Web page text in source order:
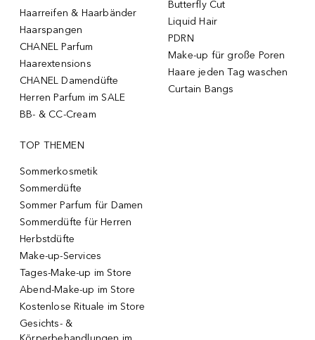
Haarreifen & Haarbänder
Haarspangen
CHANEL Parfum
Haarextensions
CHANEL Damendüfte
Herren Parfum im SALE
BB- & CC-Cream
Butterfly Cut
Liquid Hair
PDRN
Make-up für große Poren
Haare jeden Tag waschen
Curtain Bangs
TOP THEMEN
Sommerkosmetik
Sommerdüfte
Sommer Parfum für Damen
Sommerdüfte für Herren
Herbstdüfte
Make-up-Services
Tages-Make-up im Store
Abend-Make-up im Store
Kostenlose Rituale im Store
Gesichts- &